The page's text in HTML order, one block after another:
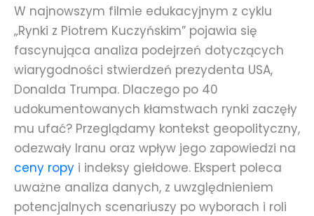
W najnowszym filmie edukacyjnym z cyklu
„Rynki z Piotrem Kuczyńskim” pojawia się
fascynująca analiza podejrzeń dotyczących
wiarygodności stwierdzeń prezydenta USA,
Donalda Trumpa. Dlaczego po 40
udokumentowanych kłamstwach rynki zaczęły
mu ufać? Przeglądamy kontekst geopolityczny,
odezwały Iranu oraz wpływ jego zapowiedzi na
ceny ropy i indeksy giełdowe. Ekspert poleca
uważne analiza danych, z uwzględnieniem
potencjalnych scenariuszy po wyborach i roli